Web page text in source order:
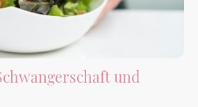
und